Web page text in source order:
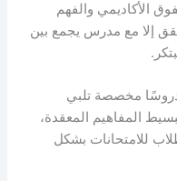
الأكاديمي والفهم
إلا مع مدرس يجمع بين
مخصصة تلبي
المفاهيم المعقدة،
للامتحانات بشكل